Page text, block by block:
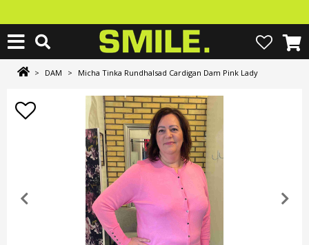
> DAM > Micha Tinka Rundhalsad Cardigan Dam Pink Lady